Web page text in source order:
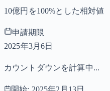
10億円を100%とした相対値
申請期限
2025年3月6日
カウントダウンを計算中...
開始: 2025年2月13日